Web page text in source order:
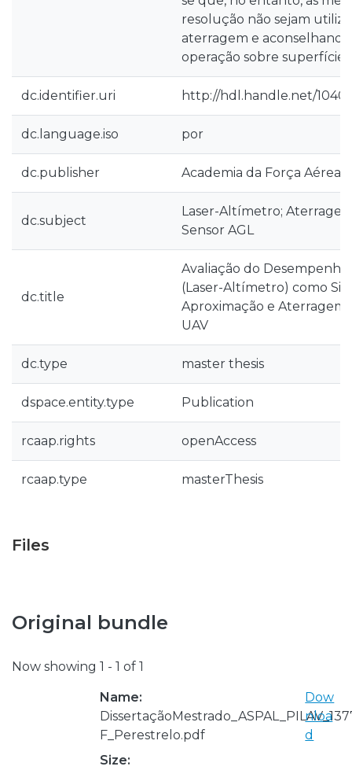
resolução não sejam
aterragem e
operação sobre
dc.identifier.uri http://hdl.handle.net/
dc.language.iso por
dc.publisher Academia da Força Aérea
dc.subject
Laser-Altímetro;
Sensor AGL
dc.title
Avaliação do Desempenho
(Laser-Altímetro) como
Aproximação e Aterragem
UAV
dc.type master thesis
dspace.entity.type Publication
rcaap.rights openAccess
rcaap.type masterThesis
Files
Original bundle
Now showing 1 - 1 of 1
Name:
F_Perestrelo.pdf
Size:
Dow
nloa
d